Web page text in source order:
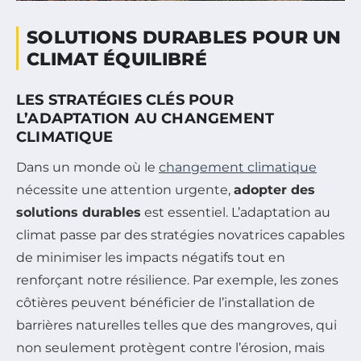
SOLUTIONS DURABLES POUR UN
CLIMAT ÉQUILIBRÉ
LES STRATÉGIES CLÉS POUR
L’ADAPTATION AU CHANGEMENT
CLIMATIQUE
Dans un monde où le changement climatique
nécessite une attention urgente, adopter des
solutions durables est essentiel. L’adaptation au
climat passe par des stratégies novatrices capables
de minimiser les impacts négatifs tout en
renforçant notre résilience. Par exemple, les zones
côtières peuvent bénéficier de l’installation de
barrières naturelles telles que des mangroves, qui
non seulement protègent contre l’érosion, mais